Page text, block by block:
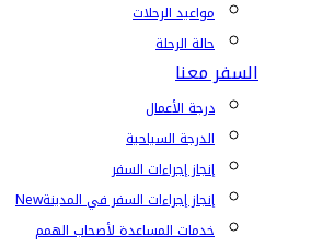
مواعيد الرحلات
حالة الرحلة
السفر معنا
درجة الأعمال
الدرجة السياحية
إنجاز إجراءات السفر
إنجاز إجراءات السفر في المدينةNew
خدمات المساعدة لأصحاب الهمم